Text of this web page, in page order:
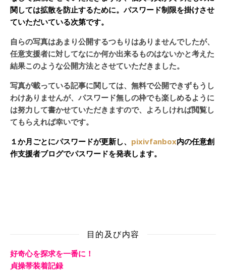
関しては拡散を防止するために。パスワード制限を掛けさせ
ていただいている次第です。
自らの写真はあまり公開するつもりはありませんでしたが、
任意支援者に対してなにか何か出来るものはないかと考えた
結果このような公開方法とさせていただきました。
写真が載っている記事に関しては、無料で公開できずもうし
わけありませんが、パスワード無しの枠でも楽しめるように
は努力して書かせていただきますので、よろしければ閲覧し
てもらえれば幸いです。
１か月ごとにパスワードが更新し、 pixivfanbox内の任意創
作支援者ブログでパスワードを発表します。
目的及び内容
好奇心を探求を一番に！
貞操帯装着記録